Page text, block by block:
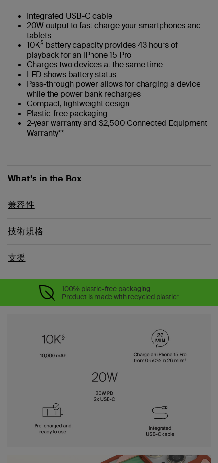
Integrated USB-C cable
20W output to fast charge your smartphones and
tablets
10K§ battery capacity provides 43 hours of
playback for an iPhone 15 Pro
Charges two devices at the same time
LED shows battery status
Pass-through power allows for charging a device
while the power bank recharges
Compact, lightweight design
Plastic-free packaging
2-year warranty and $2,500 Connected Equipment
Warranty**
What’s in the Box
兼容性
技術規格
支援
100% plastic-free packaging
Product is made with recycled plastic*